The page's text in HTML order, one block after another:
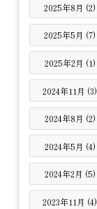
2025年8月 (2)
2025年5月 (7)
2025年2月 (1)
2024年11月 (3)
2024年8月 (2)
2024年5月 (4)
2024年2月 (5)
2023年11月 (4)